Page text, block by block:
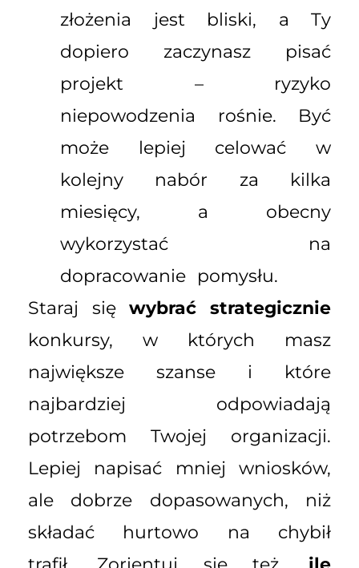
złożenia jest bliski, a Ty
dopiero zaczynasz pisać
projekt – ryzyko
niepowodzenia rośnie. Być
może lepiej celować w
kolejny nabór za kilka
miesięcy, a obecny
wykorzystać na
dopracowanie pomysłu.
Staraj sięwybrać strategicznie
konkursy, w których masz
największe szanse i które
najbardziej odpowiadają
potrzebom Twojej organizacji.
Lepiej napisać mniej wniosków,
ale dobrze dopasowanych, niż
składać hurtowo na chybił